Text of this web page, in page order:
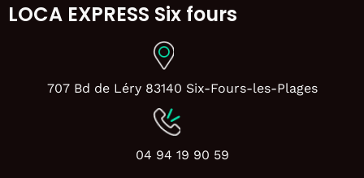
LOCA EXPRESS Six fours
707 Bd de Léry 83140 Six-Fours-les-Plages
04 94 19 90 59